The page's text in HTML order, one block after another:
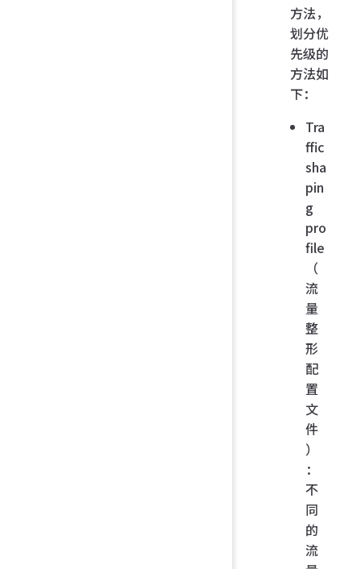
方法，
划分优
先级的
方法如
下：
Tra
ffic
sha
pin
g
pro
file
（
流
量
整
形
配
置
文
件
）
：
不
同
的
流